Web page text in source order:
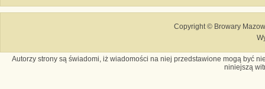
Copyright © Browary
Autorzy strony są świadomi, iż wiadomości na niej przedstawione mogą być
niniejszą